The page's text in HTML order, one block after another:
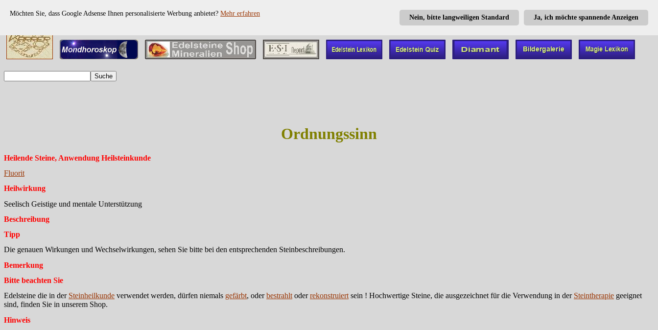
Ja, ich möchte spannende Anzeigen
Nein, bitte langweiligen Standard
Möchten Sie, dass Google Adsense Ihnen personalisierte Werbung anbietet? Mehr erfahren
Ordnungssinn
Heilende Steine, Anwendung Heilsteinkunde
Fluorit
Heilwirkung
Seelisch Geistige und mentale Unterstützung
Beschreibung
Tipp
Die genauen Wirkungen und Wechselwirkungen, sehen Sie bitte bei den entsprechenden Steinbeschreibungen.
Bemerkung
Bitte beachten Sie
Edelsteine die in der Steinheilkunde verwendet werden, dürfen niemals gefärbt, oderbestrahlt oderrekonstruiert sein ! Hochwertige Steine, die ausgezeichnet für die Verwendung in der Steintherapie geeignet
sind, finden Sie in unserem Shop.
Hinweis